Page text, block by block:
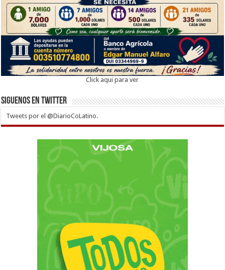
Click aqui para ver
Siguenos en twitter
Tweets por el @DiarioCoLatino.